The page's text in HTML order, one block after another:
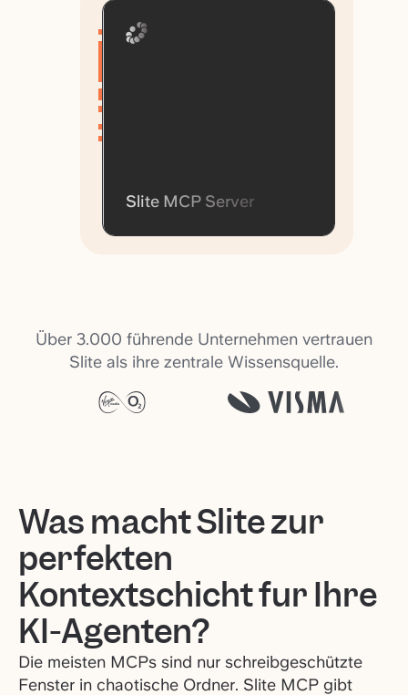
Slite MCP Server
Über 3.000 führende Unternehmen vertrauen
Slite als ihre zentrale Wissensquelle.
Was macht Slite zur
perfekten
Kontextschicht für Ihre
KI-Agenten?
Die meisten MCPs sind nur schreibgeschützte
Fenster in chaotische Ordner. Slite MCP gibt